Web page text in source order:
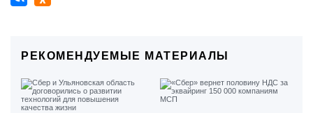
РЕКОМЕНДУЕМЫЕ МАТЕРИАЛЫ